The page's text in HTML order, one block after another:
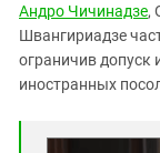
Андро Чичинадзе,
Швангириадзе
ограничив допуск
иностранных